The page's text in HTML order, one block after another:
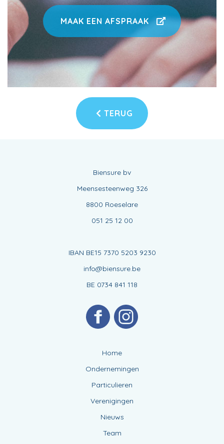
MAAK EEN AFSPRAAK
TERUG
Biensure bv
Meensesteenweg 326
8800 Roeselare
051 25 12 00
IBAN BE15 7370 5203 9230
info@biensure.be
BE 0734 841 118
Home
Ondernemingen
Particulieren
Verenigingen
Nieuws
Team